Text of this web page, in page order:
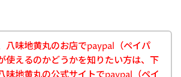
八味地黄丸のお店でpaypal（ペイパ
使えるのかどうかを知りたい方は、下